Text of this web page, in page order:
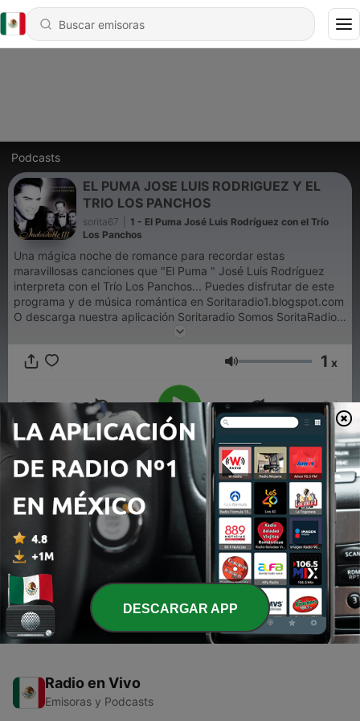
Podcasts
EL PUMA JOSE LUIS RODRIGUEZ Y EL
TRIO LOS PANCHOS
sorita67
1 - El Puma José Luis Rodríguez con el Trío
Los Panchos
Una mágica noche de romance para recordar estas
maravillosas canciones que "El Puma " José Luis Rodríguez
interpreta con el Trío Los Panchos... Puedes disfrutar de este
programa y de música romántica en Soritaradio1.blogspot.com
O descarga nuestra aplicación Soritaradio Somos SoritaRadio
La radio que es para tì The radio That is for you
Volumen 1 x
00:00 00:00
Episodios
1 - El Puma José Luis Rodríguez con el Trío Los
Panchos
24 ago. 2019
Radio en Vivo
Emisoras y Podcasts
DESCARGAR APP